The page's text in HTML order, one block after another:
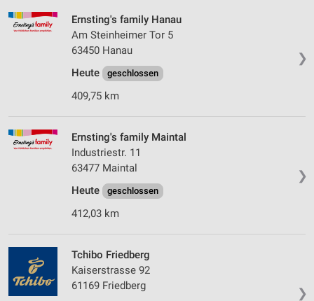
❯
Ernsting's family Hanau
Am Steinheimer Tor 5
63450 Hanau
Heute
geschlossen
409,75 km
❯
Ernsting's family Maintal
Industriestr. 11
63477 Maintal
Heute
geschlossen
412,03 km
❯
Tchibo Friedberg
Kaiserstrasse 92
61169 Friedberg